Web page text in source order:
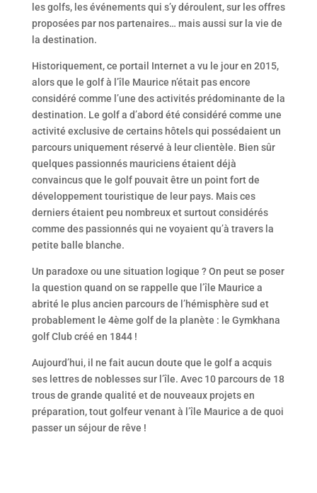
les golfs, les événements qui s’y déroulent, sur les offres
proposées par nos partenaires… mais aussi sur la vie de
la destination.
Historiquement, ce portail Internet a vu le jour en 2015,
alors que le golf à l’île Maurice n’était pas encore
considéré comme l’une des activités prédominante de la
destination. Le golf a d’abord été considéré comme une
activité exclusive de certains hôtels qui possédaient un
parcours uniquement réservé à leur clientèle. Bien sûr
quelques passionnés mauriciens étaient déjà
convaincus que le golf pouvait être un point fort de
développement touristique de leur pays. Mais ces
derniers étaient peu nombreux et surtout considérés
comme des passionnés qui ne voyaient qu’à travers la
petite balle blanche.
Un paradoxe ou une situation logique ? On peut se poser
la question quand on se rappelle que l’île Maurice a
abrité le plus ancien parcours de l’hémisphère sud et
probablement le 4ème golf de la planète : le Gymkhana
golf Club créé en 1844 !
Aujourd’hui, il ne fait aucun doute que le golf a acquis
ses lettres de noblesses sur l’île. Avec 10 parcours de 18
trous de grande qualité et de nouveaux projets en
préparation, tout golfeur venant à l’île Maurice a de quoi
passer un séjour de rêve !